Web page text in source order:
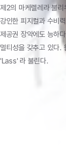
제2의 마케렐레라불리
강인한 피지컬과 수비
제공권 장악에도 능하
멀티성을 갖추고 있다.
'Lass' 라 불린다.